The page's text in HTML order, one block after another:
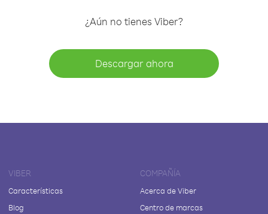
¿Aún no tienes Viber?
Descargar ahora
VIBER
Características
Blog
COMPAÑÍA
Acerca de Viber
Centro de marcas